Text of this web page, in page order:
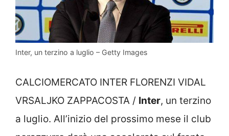
Inter, un terzino a luglio – Getty Images
CALCIOMERCATO INTER FLORENZI VIDAL
VRSALJKO ZAPPACOSTA / Inter, un terzino
a luglio. All’inizio del prossimo mese il club